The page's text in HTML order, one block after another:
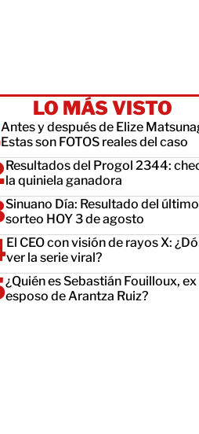
LO MÁS VISTO
Antes y después de Elize
Estas son FOTOS reales del caso
Resultados del Progol 2344:
la quiniela ganadora
Sinuano Día: Resultado del último
sorteo HOY 3 de agosto
El CEO con visión de rayos X:
ver la serie viral?
¿Quién es Sebastián Fouilloux, ex
esposo de Arantza Ruiz?